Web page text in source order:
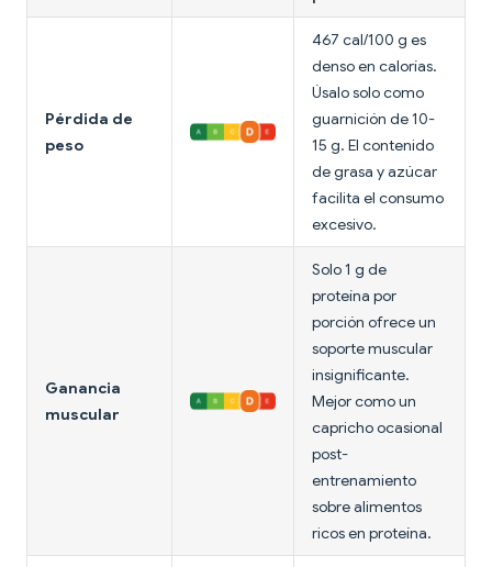
Pérdida de
peso
467 cal/100 g es
denso en calorías.
Úsalo solo como
guarnición de 10-
15 g. El contenido
de grasa y azúcar
facilita el consumo
excesivo.
Ganancia
muscular
Solo 1 g de
proteína por
porción ofrece un
soporte muscular
insignificante.
Mejor como un
capricho ocasional
post-
entrenamiento
sobre alimentos
ricos en proteína.